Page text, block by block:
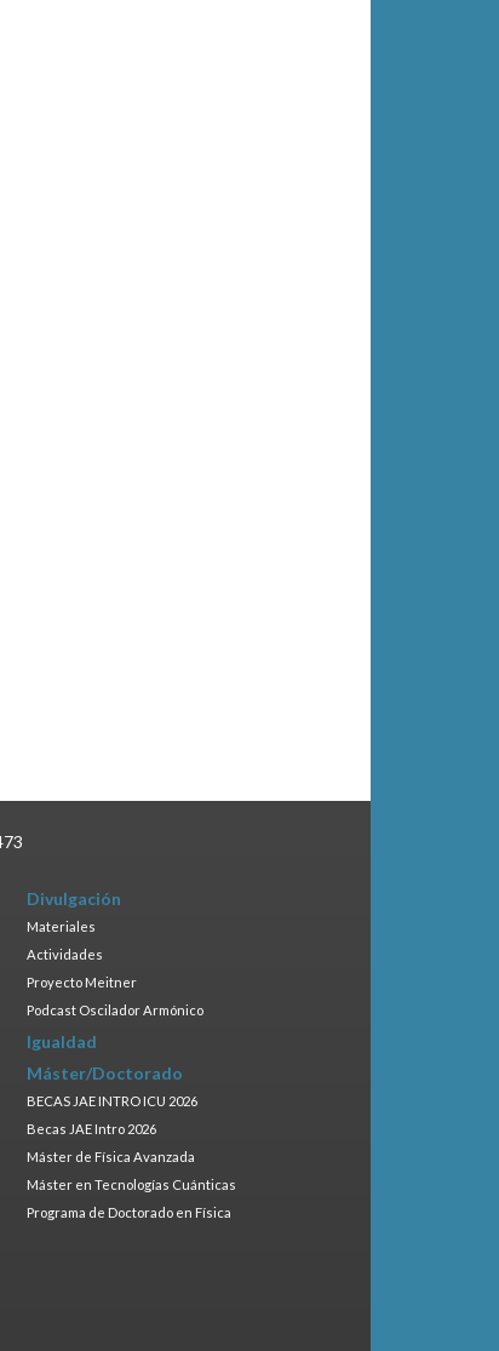
Divulgación
Materiales
Actividades
Proyecto Meitner
Podcast Oscilador Armónico
Igualdad
Máster/Doctorado
BECAS JAE INTRO ICU 2026
Becas JAE Intro 2026
Máster de Física Avanzada
Máster en Tecnologías Cuánticas
Programa de Doctorado en Física